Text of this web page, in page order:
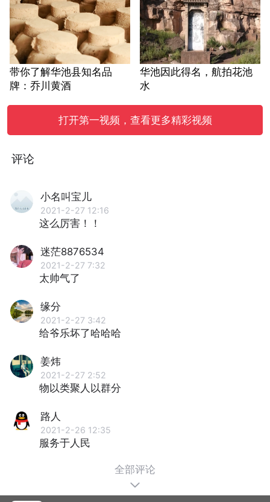
带你了解华池县知名品
牌：乔川黄酒
华池因此得名，航拍花池
水
打开第一视频，查看更多精彩视频
评论
小名叫宝儿
2021-2-27 12:16
这么厉害！！
迷茫8876534
2021-2-27 7:32
太帅气了
缘分
2021-2-27 3:42
给爷乐坏了哈哈哈
姜炜
2021-2-27 2:52
物以类聚人以群分
路人
2021-2-26 12:35
服务于人民
全部评论